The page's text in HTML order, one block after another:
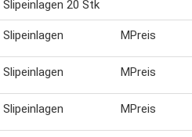
Slipeinlagen 20 Stk
Slipeinlagen MPreis
Slipeinlagen MPreis
Slipeinlagen MPreis